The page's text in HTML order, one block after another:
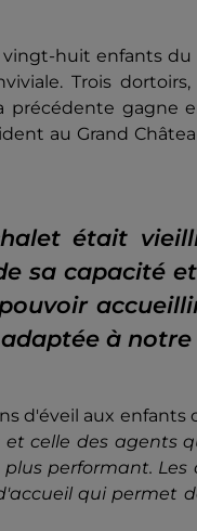
vingt-huit enfants
Trois
gagne
au Grand
était
sa capacité
à
d'éveil aux enfants
celle des agents
performant.
qui permet